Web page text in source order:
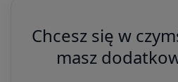
Chcesz się w
masz